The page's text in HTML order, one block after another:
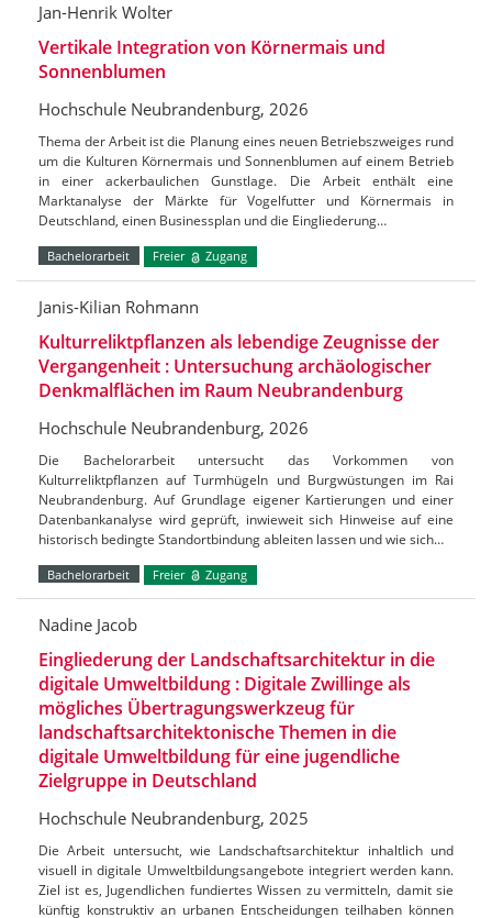
Jan-Henrik Wolter
Vertikale Integration von Körnermais und
Sonnenblumen
Hochschule Neubrandenburg, 2026
Thema der Arbeit ist die Planung eines neuen Betriebszweiges rund
um die Kulturen Körnermais und Sonnenblumen auf einem Betrieb
in einer ackerbaulichen Gunstlage. Die Arbeit enthält eine
Marktanalyse der Märkte für Vogelfutter und Körnermais in
Deutschland, einen Businessplan und die Eingliederung…
Bachelorarbeit Freier Zugang
Janis-Kilian Rohmann
Kulturreliktpflanzen als lebendige Zeugnisse der
Vergangenheit : Untersuchung archäologischer
Denkmalflächen im Raum Neubrandenburg
Hochschule Neubrandenburg, 2026
Die Bachelorarbeit untersucht das Vorkommen von
Kulturreliktpflanzen auf Turmhügeln und Burgwüstungen im Rai
Neubrandenburg. Auf Grundlage eigener Kartierungen und einer
Datenbankanalyse wird geprüft, inwieweit sich Hinweise auf eine
historisch bedingte Standortbindung ableiten lassen und wie sich…
Bachelorarbeit Freier Zugang
Nadine Jacob
Eingliederung der Landschaftsarchitektur in die
digitale Umweltbildung : Digitale Zwillinge als
mögliches Übertragungswerkzeug für
landschaftsarchitektonische Themen in die
digitale Umweltbildung für eine jugendliche
Zielgruppe in Deutschland
Hochschule Neubrandenburg, 2025
Die Arbeit untersucht, wie Landschaftsarchitektur inhaltlich und
visuell in digitale Umweltbildungsangebote integriert werden kann.
Ziel ist es, Jugendlichen fundiertes Wissen zu vermitteln, damit sie
künftig konstruktiv an urbanen Entscheidungen teilhaben können